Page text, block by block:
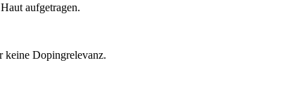
aufgetragen.
keine Dopingrelevanz.